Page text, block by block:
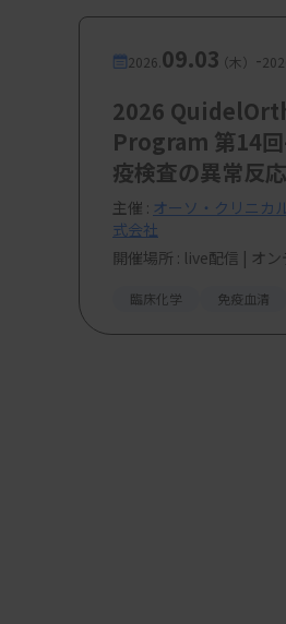
2026. 09.03（木） -
2026
Program 第14
疫検査の異常反
主催 : オーソ・クリニカ
式会社
開催場所 : live配信 | オ
臨床化学 免疫血清